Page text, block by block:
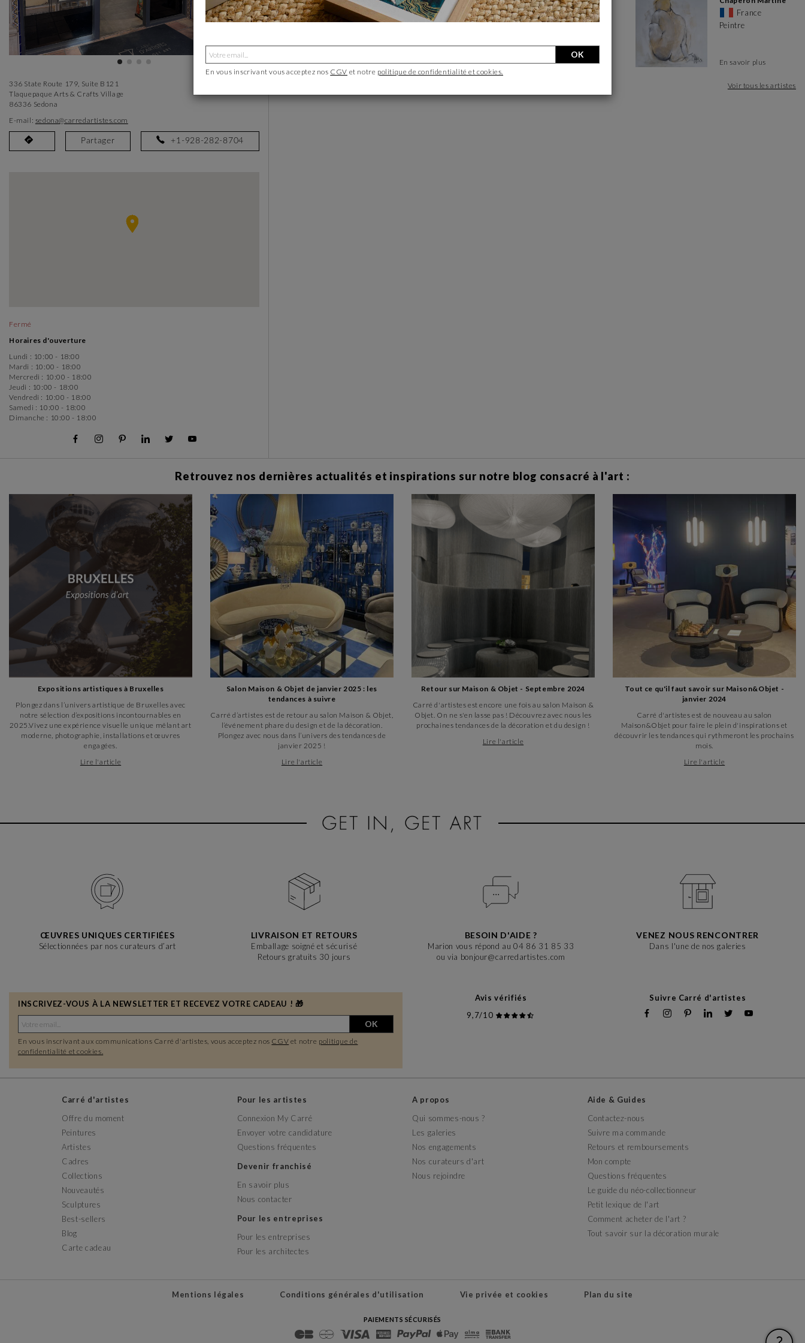
336 State Route 179, Suite B121
Tlaquepaque Arts & Crafts Village
86336 Sedona
E-mail: sedona@carredartistes.com
Partager +1-928-282-8704
Fermé
Horaires d'ouverture
Lundi : 10:00 - 18:00
Mardi : 10:00 - 18:00
Mercredi : 10:00 - 18:00
Jeudi : 10:00 - 18:00
Vendredi : 10:00 - 18:00
Samedi : 10:00 - 18:00
Dimanche : 10:00 - 18:00
Ukraine
Peintre
En savoir plus
États-Unis
En savoir plus
France
Peintre
En savoir plus
Voir tous les artistes
Retrouvez nos dernières actualités et inspirations sur notre blog consacré à l'art :
Expositions artistiques à Bruxelles
Plongez dans l’univers artistique de Bruxelles avec
notre sélection d’expositions incontournables en
2025.Vivez une expérience visuelle unique mêlant art
moderne, photographie, installations et œuvres
engagées.
Lire l'article
Salon Maison & Objet de janvier 2025 : les
tendances à suivre
Carré d’artistes est de retour au salon Maison & Objet,
l’événement phare du design et de la décoration.
Plongez avec nous dans l’univers des tendances de
janvier 2025 !
Lire l'article
Retour sur Maison & Objet - Septembre 2024
Carré d'artistes est encore une fois au salon Maison &
Objet. On ne s'en lasse pas ! Découvrez avec nous les
prochaines tendances de la décoration et du design !
Lire l'article
Tout ce qu'il faut savoir sur Maison&Objet -
janvier 2024
Carré d'artistes est de nouveau au salon
Maison&Objet pour faire le plein d'inspirations et
découvrir les tendances qui rythmeront les prochains
mois.
Lire l'article
ŒUVRES UNIQUES CERTIFIÉES
Sélectionnées par nos curateurs d’art
LIVRAISON ET RETOURS
Emballage soigné et sécurisé
Retours gratuits 30 jours
BESOIN D'AIDE ?
Marion vous répond au 04 86 31 85 33
ou via bonjour@carredartistes.com
VENEZ NOUS RENCONTRER
Dans l'une de nos galeries
INSCRIVEZ-VOUS À LA NEWSLETTER ET RECEVEZ VOTRE CADEAU ! 🎁
OK
En vous inscrivant aux communications Carré d'artistes, vous acceptez nos CGV et notre politique de
confidentialité et cookies.
Avis vérifiés
9,7/10
Suivre Carré d'artistes
Carré d'artistes
Offre du moment
Peintures
Artistes
Cadres
Collections
Nouveautés
Sculptures
Best-sellers
Blog
Carte cadeau
Pour les artistes
Connexion My Carré
Envoyer votre candidature
Questions fréquentes
Devenir franchisé
En savoir plus
Nous contacter
Pour les entreprises
Pour les entreprises
Pour les architectes
A propos
Qui sommes-nous ?
Les galeries
Nos engagements
Nos curateurs d'art
Nous rejoindre
Aide & Guides
Contactez-nous
Suivre ma commande
Retours et remboursements
Mon compte
Questions fréquentes
Le guide du néo-collectionneur
Petit lexique de l'art
Comment acheter de l'art ?
Tout savoir sur la décoration murale
Mentions légales Conditions générales d'utilisation Vie privée et cookies Plan du site
PAIEMENTS SÉCURISÉS
OK
En vous inscrivant vous acceptez nos CGV et notre politique de confidentialité et cookies.